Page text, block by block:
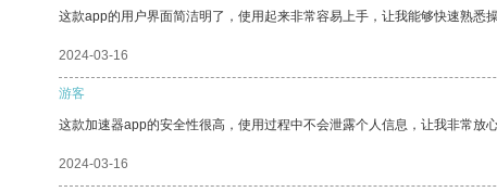
这款app的用户界面简洁明了，使用起来非常容易上手，让我能够快速熟悉操
2024-03-16
游客
这款加速器app的安全性很高，使用过程中不会泄露个人信息，让我非常放心
2024-03-16